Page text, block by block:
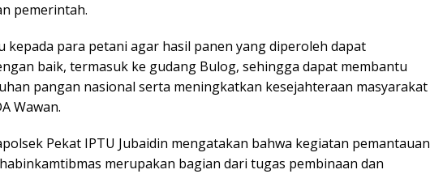
pemerintah.
kepada para petani agar hasil panen yang diperoleh dapat
baik, termasuk ke gudang Bulog, sehingga dapat membantu
pangan nasional serta meningkatkan kesejahteraan masyarakat
Wawan.
Pekat IPTU Jubaidin mengatakan bahwa kegiatan pemantauan
merupakan bagian dari tugas pembinaan dan